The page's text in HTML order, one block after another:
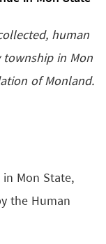
human
township in Mon
of Monland.
Mon State,
the Human